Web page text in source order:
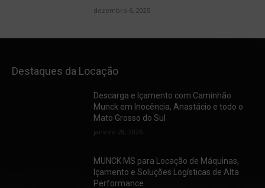
dezembro 6, 2025
Destaques da Locação
Descarga e Içamento com Caminhão
Munck em Inocência, Anastácio e todo o
Mato Grosso do Sul
janeiro 28, 2026
MUNCK MS para Locação de Máquinas,
Içamento e Soluções Logísticas de Alta
Performance